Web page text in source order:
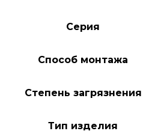
Серия
Способ монтажа
Степень загрязнения
Тип изделия